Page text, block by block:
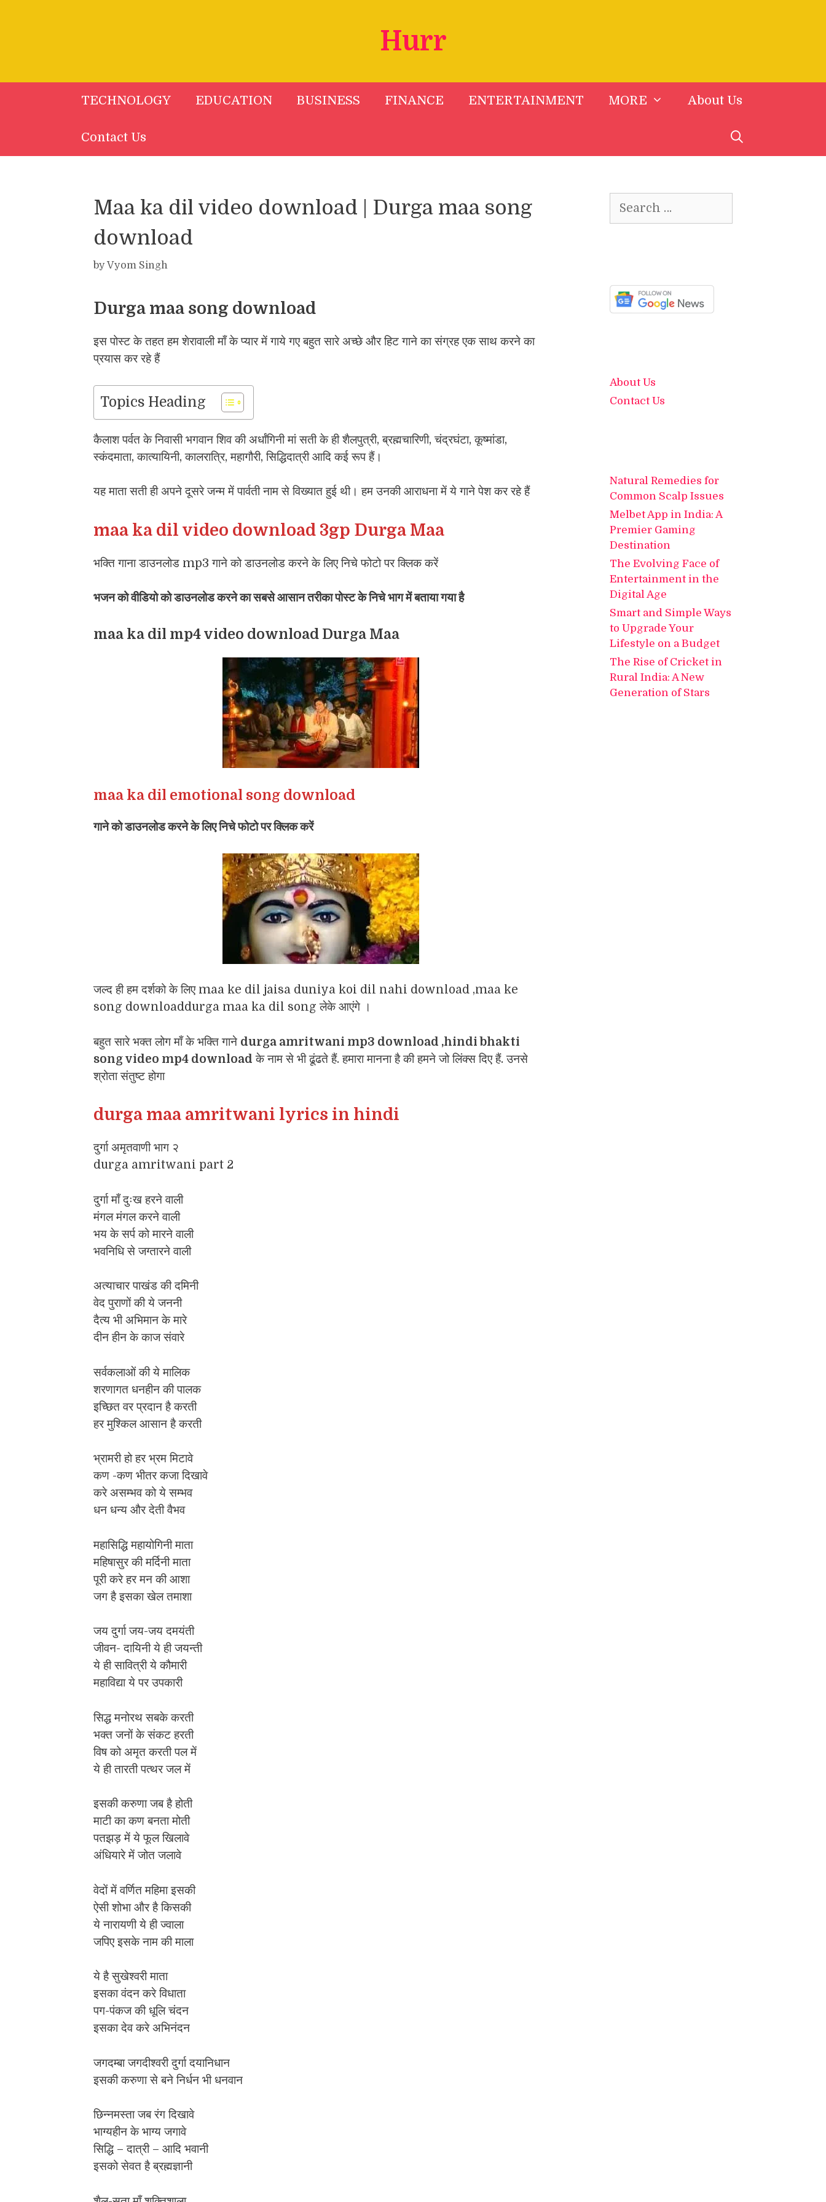
Hurr
TECHNOLOGY EDUCATION BUSINESS FINANCE ENTERTAINMENT MORE About Us
Contact Us
Maa ka dil video download | Durga maa song
download
byVyom Singh
Durga maa song download
इस पोस्ट के तहत हम शेरावाली माँ के प्यार में गाये गए बहुत सारे अच्छे और हिट गाने का संग्रह एक साथ करने का
प्रयास कर रहे हैं
Topics Heading
कैलाश पर्वत के निवासी भगवान शिव की अर्धांगिनी मां सती के ही शैलपुत्री‍, ब्रह्मचारिणी, चंद्रघंटा, कूष्मांडा,
स्कंदमाता, कात्यायिनी, कालरात्रि, महागौरी, सिद्धिदात्री आदि कई रूप हैं।
यह माता सती ही अपने दूसरे जन्म में पार्वती नाम से विख्यात हुई थी। हम उनकी आराधना में ये गाने पेश कर रहे हैं
maa ka dil video download 3gp Durga Maa
भक्ति गाना डाउनलोड mp3 गाने को डाउनलोड करने के लिए निचे फोटो पर क्लिक करें
भजन को वीडियो को डाउनलोड करने का सबसे आसान तरीका पोस्ट के निचे भाग में बताया गया है
maa ka dil mp4 video download Durga Maa
maa ka dil emotional song download
गाने को डाउनलोड करने के लिए निचे फोटो पर क्लिक करें
जल्द ही हम दर्शको के लिए maa ke dil jaisa duniya koi dil nahi download ,maa ke
song downloaddurga maa ka dil song लेके आएंगे ।
बहुत सारे भक्त लोग माँ के भक्ति गाने durga amritwani mp3 download ,hindi bhakti
song video mp4 download के नाम से भी ढूंढते हैं. हमारा मानना है की हमने जो लिंक्स दिए हैं. उनसे
श्रोता संतुष्ट होगा
durga maa amritwani lyrics in hindi
दुर्गा अमृतवाणी भाग २
durga amritwani part 2
दुर्गा माँ दुःख हरने वाली
मंगल मंगल करने वाली
भय के सर्प को मारने वाली
भवनिधि से जग्तारने वाली
अत्याचार पाखंड की दमिनी
वेद पुराणों की ये जननी
दैत्य भी अभिमान के मारे
दीन हीन के काज संवारे
सर्वकलाओं की ये मालिक
शरणागत धनहीन की पालक
इच्छित वर प्रदान है करती
हर मुश्किल आसान है करती
भ्रामरी हो हर भ्रम मिटावे
कण -कण भीतर कजा दिखावे
करे असम्भव को ये सम्भव
धन धन्य और देती वैभव
महासिद्धि महायोगिनी माता
महिषासुर की मर्दिनी माता
पूरी करे हर मन की आशा
जग है इसका खेल तमाशा
जय दुर्गा जय-जय दमयंती
जीवन- दायिनी ये ही जयन्ती
ये ही सावित्री ये कौमारी
महाविद्या ये पर उपकारी
सिद्ध मनोरथ सबके करती
भक्त जनों के संकट हरती
विष को अमृत करती पल में
ये ही तारती पत्थर जल में
इसकी करुणा जब है होती
माटी का कण बनता मोती
पतझड़ में ये फूल खिलावे
अंधियारे में जोत जलावे
वेदों में वर्णित महिमा इसकी
ऐसी शोभा और है किसकी
ये नारायणी ये ही ज्वाला
जपिए इसके नाम की माला
ये है सुखेश्वरी माता
इसका वंदन करे विधाता
पग-पंकज की धूलि चंदन
इसका देव करे अभिनंदन
जगदम्बा जगदीश्वरी दुर्गा दयानिधान
इसकी करुणा से बने निर्धन भी धनवान
छिन्नमस्ता जब रंग दिखावे
भाग्यहीन के भाग्य जगावे
सिद्धि – दात्री – आदि भवानी
इसको सेवत है ब्रह्मज्ञानी
for:
About Us
Contact Us
Natural Remedies for
Common Scalp Issues
Melbet App in India: A
Premier Gaming
Destination
The Evolving Face of
Entertainment in the
Digital Age
Smart and Simple Ways
to Upgrade Your
Lifestyle on a Budget
The Rise of Cricket in
Rural India: A New
Generation of Stars